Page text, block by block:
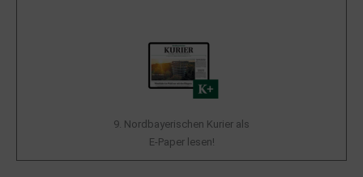
9. Nordbayerischen Kurier als
E-Paper lesen!